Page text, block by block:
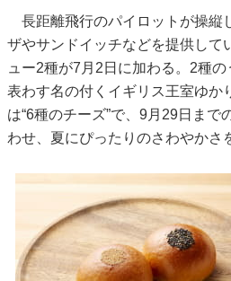
長距離飛行のパイロットが操縦
ザやサンドイッチなどを提供して
ュー2種が7月2日に加わる。2種
表わす名の付くイギリス王室ゆか
は“6種のチーズ”で、9月29日ま
わせ、夏にぴったりのさわやかさ